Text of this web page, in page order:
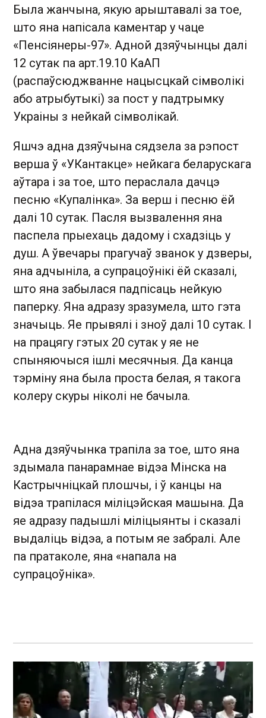
Была жанчына, якую арыштавалі за тое,
што яна напісала каментар у чаце
«Пенсіянеры-97». Адной дзяўчынцы далі
12 сутак па арт.19.10 КаАП
(распаўсюджванне нацысцкай сімволікі
або атрыбутыкі) за пост у падтрымку
Украіны з нейкай сімволікай.
Яшчэ адна дзяўчына сядзела за рэпост
верша ў «УКантакце» нейкага беларускага
аўтара і за тое, што пераслала дачцэ
песню «Купалінка». За верш і песню ёй
далі 10 сутак. Пасля вызвалення яна
паспела прыехаць дадому і схадзіць у
душ. А ўвечары прагучаў званок у дзверы,
яна адчыніла, а супрацоўнікі ёй сказалі,
што яна забылася падпісаць нейкую
паперку. Яна адразу зразумела, што гэта
значыць. Яе прывялі і зноў далі 10 сутак. І
на працягу гэтых 20 сутак у яе не
спыняючыся ішлі месячныя. Да канца
тэрміну яна была проста белая, я такога
колеру скуры ніколі не бачыла.
Адна дзяўчынка трапіла за тое, што яна
здымала панарамнае відэа Мінска на
Кастрычніцкай плошчы, і ў канцы на
відэа трапілася міліцэйская машына. Да
яе адразу падышлі міліцыянты і сказалі
выдаліць відэа, а потым яе забралі. Але
па пратаколе, яна «напала на
супрацоўніка».